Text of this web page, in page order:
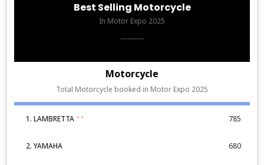
Best Selling Motorcycle
In Motor Expo 2025
.............
Motorcycle
Total Motorcycle booked in Motor Expo 2025
1. LAMBRETTA ** 785
2. YAMAHA 680